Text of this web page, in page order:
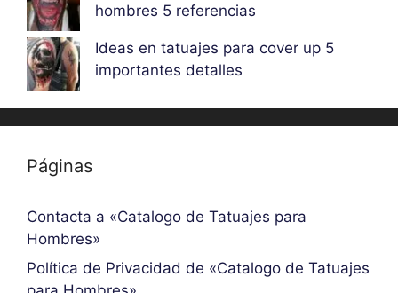
hombres 5 referencias
Ideas en tatuajes para cover up 5
importantes detalles
Páginas
Contacta a «Catalogo de Tatuajes para
Hombres»
Política de Privacidad de «Catalogo de Tatuajes